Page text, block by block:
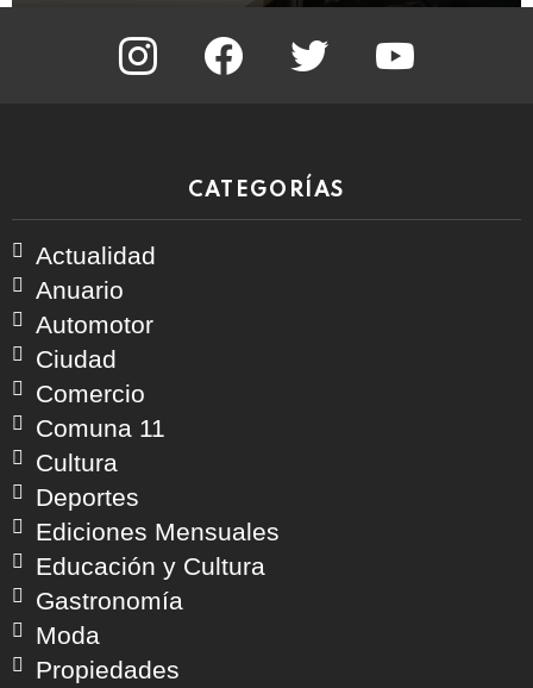
instagram facebook twitter
CATEGORÍAS
Actualidad
Anuario
Automotor
Ciudad
Comercio
Comuna 11
Cultura
Deportes
Ediciones Mensuales
Educación y Cultura
Gastronomía
Moda
Propiedades